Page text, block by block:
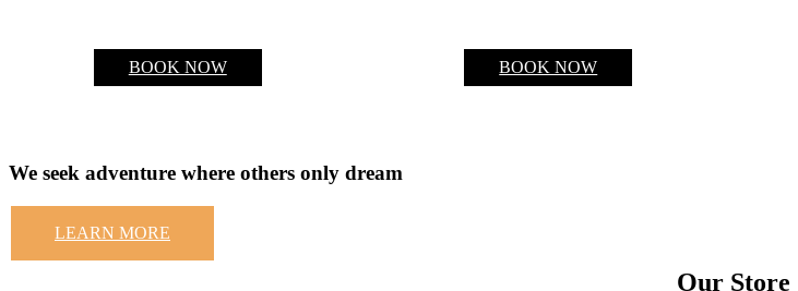
BOOK NOW BOOK NOW
We seek adventure where others only dream
LEARN MORE
Our Store